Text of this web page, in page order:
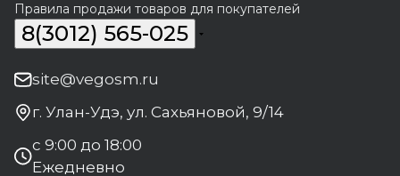
Правила продажи товаров для покупателей
8(3012) 565-025
site@vegosm.ru
г. Улан-Удэ, ул. Сахьяновой, 9/14
с 9:00 до 18:00
Ежедневно